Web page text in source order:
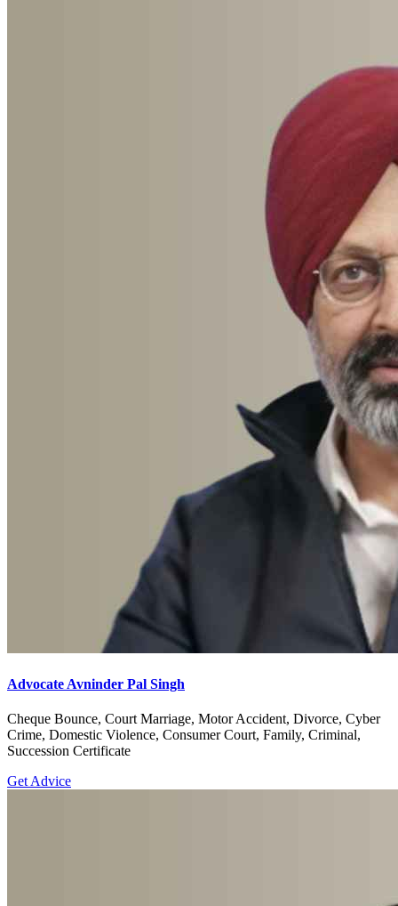
Advocate Avninder Pal Singh
Cheque Bounce, Court Marriage, Motor Accident, Divorce, Cyber
Crime, Domestic Violence, Consumer Court, Family, Criminal,
Succession Certificate
Get Advice